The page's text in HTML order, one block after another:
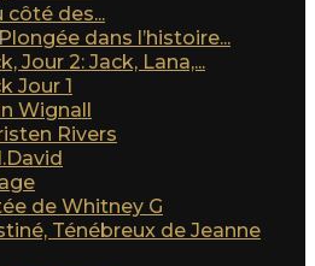
côté des...
dans l’histoire...
Jour 2: Jack, Lana,...
Jour 1
Wignall
Rivers
de Whitney G
Ténébreux de Jeanne